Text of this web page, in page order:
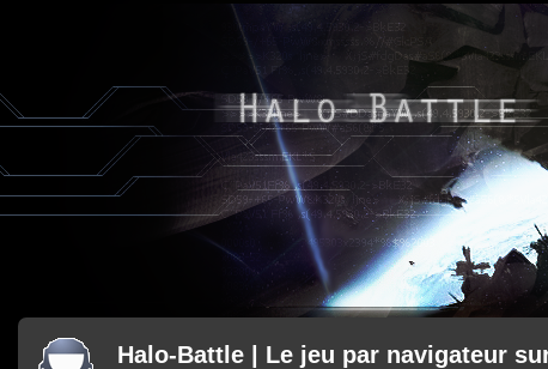
Halo-Battle | Le jeu par navigateur